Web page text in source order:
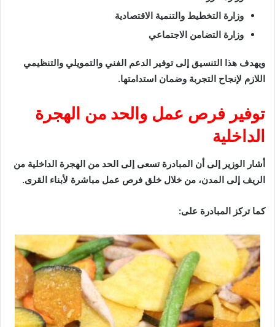
وزارة التخطيط والتنمية الاقتصادية
وزارة التضامن الاجتماعي
ويهدف هذا التنسيق إلى توفير الدعم الفني والتمويلي والتنظيمي
اللازم لإنجاح التجربة وضمان استدامتها.
توفير فرص عمل والحد من الهجرة
الداخلية
أشار الوزير إلى أن المبادرة تسعى إلى الحد من الهجرة الداخلية من
الريف إلى المدن، من خلال خلق فرص عمل مباشرة لأبناء القرى.
كما تركز المبادرة على: